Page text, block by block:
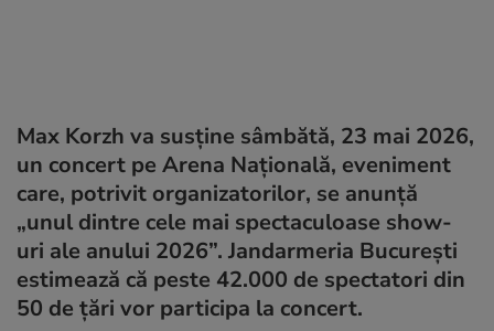
Max Korzh va susține sâmbătă, 23 mai 2026,
un concert pe Arena Națională, eveniment
care, potrivit organizatorilor, se anunță
„unul dintre cele mai spectaculoase show-
uri ale anului 2026”. Jandarmeria București
estimează că peste 42.000 de spectatori din
50 de țări vor participa la concert.